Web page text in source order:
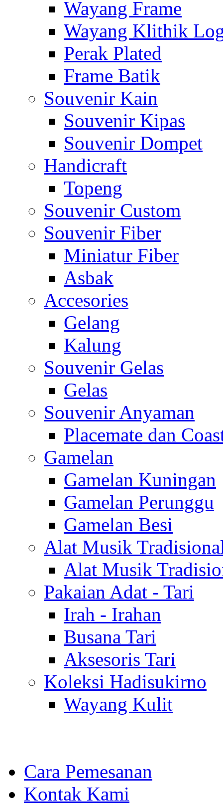
Wayang Frame
Wayang Klithik
Perak Plated
Frame Batik
Souvenir Kain
Souvenir Kipas
Souvenir Dompet
Handicraft
Topeng
Souvenir Custom
Souvenir Fiber
Miniatur Fiber
Asbak
Accesories
Gelang
Kalung
Souvenir Gelas
Gelas
Souvenir Anyaman
Placemate dan
Gamelan
Gamelan Kuningan
Gamelan Perunggu
Gamelan Besi
Alat Musik
Alat Musik
Pakaian Adat - Tari
Irah - Irahan
Busana Tari
Aksesoris Tari
Koleksi Hadisukirno
Wayang Kulit
Cara Pemesanan
Kontak Kami